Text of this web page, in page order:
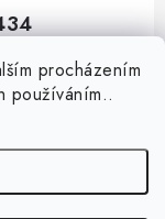
procházením
používáním..